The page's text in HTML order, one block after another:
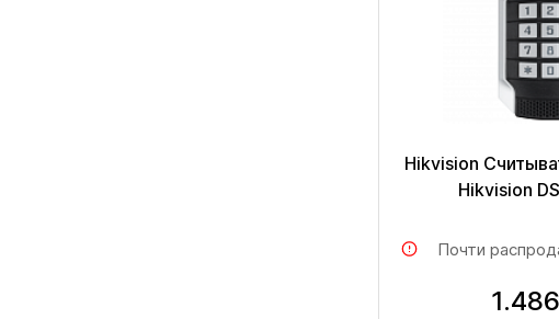
Hikvision
Hikvision
Почти